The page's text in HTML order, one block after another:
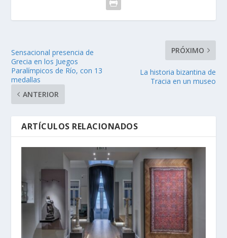
Sensacional presencia de
Grecia en los Juegos
Paralímpicos de Río, con 13
medallas
ANTERIOR
PRÓXIMO
La historia bizantina de
Tracia en un museo
ARTÍCULOS RELACIONADOS